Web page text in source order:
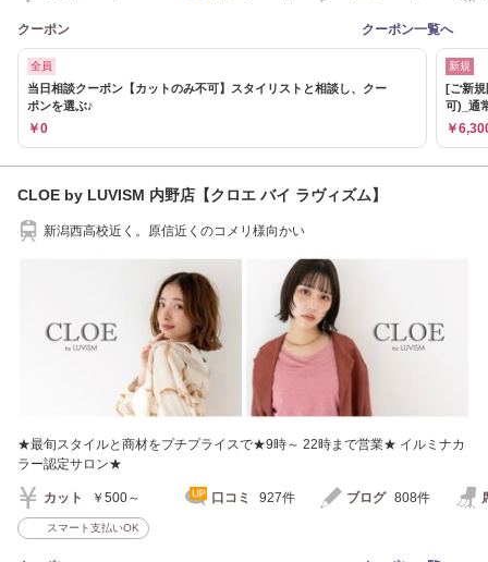
クーポン クーポン一覧へ
全員
当日相談クーポン【カットのみ不可】スタイリストと相談し、クー
ポンを選ぶ♪
￥0
新規
[ご新規
可)_通
￥
CLOE by LUVISM 内野店【クロエ バイ ラヴィズム】
新潟西高校近く。原信近くのコメリ様向かい
★最旬スタイルと商材をプチプライスで★9時～ 22時まで営業★ イルミナカ
ラー認定サロン★
カット ￥500～ 口コミ 927件 ブログ 808件
スマート支払いOK